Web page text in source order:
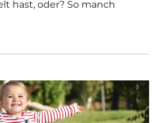
hast, oder? So manch